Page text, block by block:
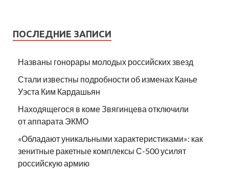
ПОСЛЕДНИЕ ЗАПИСИ
Названы гонорары молодых российских звезд
Стали известны подробности об изменах Канье
Уэста Ким Кардашьян
Находящегося в коме Звягинцева отключили
от аппарата ЭКМО
«Обладают уникальными характеристиками»: как
зенитные ракетные комплексы С-500 усилят
российскую армию